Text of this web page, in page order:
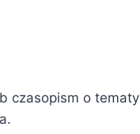
czasopism o